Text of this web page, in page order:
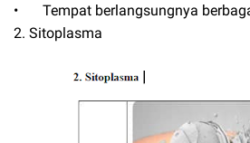
•
Tempat berlangsungnya
2. Sitoplasma